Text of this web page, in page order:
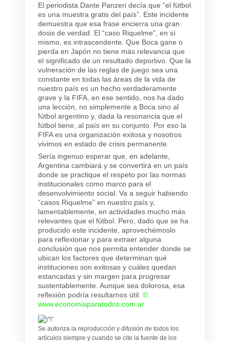
El periodista Dante Panzeri decía que “el fútbol
es una muestra gratis del país”. Este incidente
demuestra que esa frase encierra una gran
dosis de verdad. El “caso Riquelme”, en sí
mismo, es intrascendente. Que Boca gane o
pierda en Japón no tiene más relevancia que
el significado de un resultado deportivo. Que la
vulneración de las reglas de juego sea una
constante en todas las áreas de la vida de
nuestro país es un hecho verdaderamente
grave y la FIFA, en ese sentido, nos ha dado
una lección, no simplemente a Boca sino al
fútbol argentino y, dada la resonancia que el
fútbol tiene, al país en su conjunto. Por eso la
FIFA es una organización exitosa y nosotros
vivimos en estado de crisis permanente.
Sería ingenuo esperar que, en adelante,
Argentina cambiará y se convertirá en un país
donde se practique el respeto por las normas
institucionales como marco para el
desenvolvimiento social. Va a seguir habiendo
“casos Riquelme” en nuestro país y,
lamentablemente, en actividades mucho más
relevantes que el fútbol. Pero, dado que se ha
producido este incidente, aprovechémoslo
para reflexionar y para extraer alguna
conclusión que nos permita entender donde se
ubican los factores que determinan qué
instituciones son exitosas y cuáles quedan
estancadas y sin margen para progresar
sustentablemente. Aunque sea dolorosa, esa
reflexión podría resultarnos útil. ©
www.economiaparatodos.com.ar
Se autoriza la reproducción y difusión de todos los
artículos siempre y cuando se cite la fuente de los